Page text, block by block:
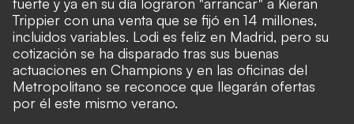
Trippier con una venta que se fijó en 14 millones,
incluidos variables. Lodi es feliz en Madrid, pero su
cotización se ha disparado tras sus buenas
actuaciones en Champions y en las oficinas del
Metropolitano se reconoce que llegarán ofertas
por él este mismo verano.